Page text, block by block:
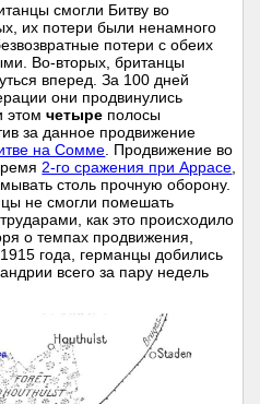
смогли Битву во
их потери были ненамного
потери с обеих
Во-вторых, британцы
вперед. За 100 дней
они продвинулись
этомчетыре полосы
за данное продвижение
на Сомме . Продвижение во
2-го сражения при Аррасе
столь прочную оборону.
не смогли помешать
как это происходило
о темпах продвижения,
года, германцы добились
всего за пару недель